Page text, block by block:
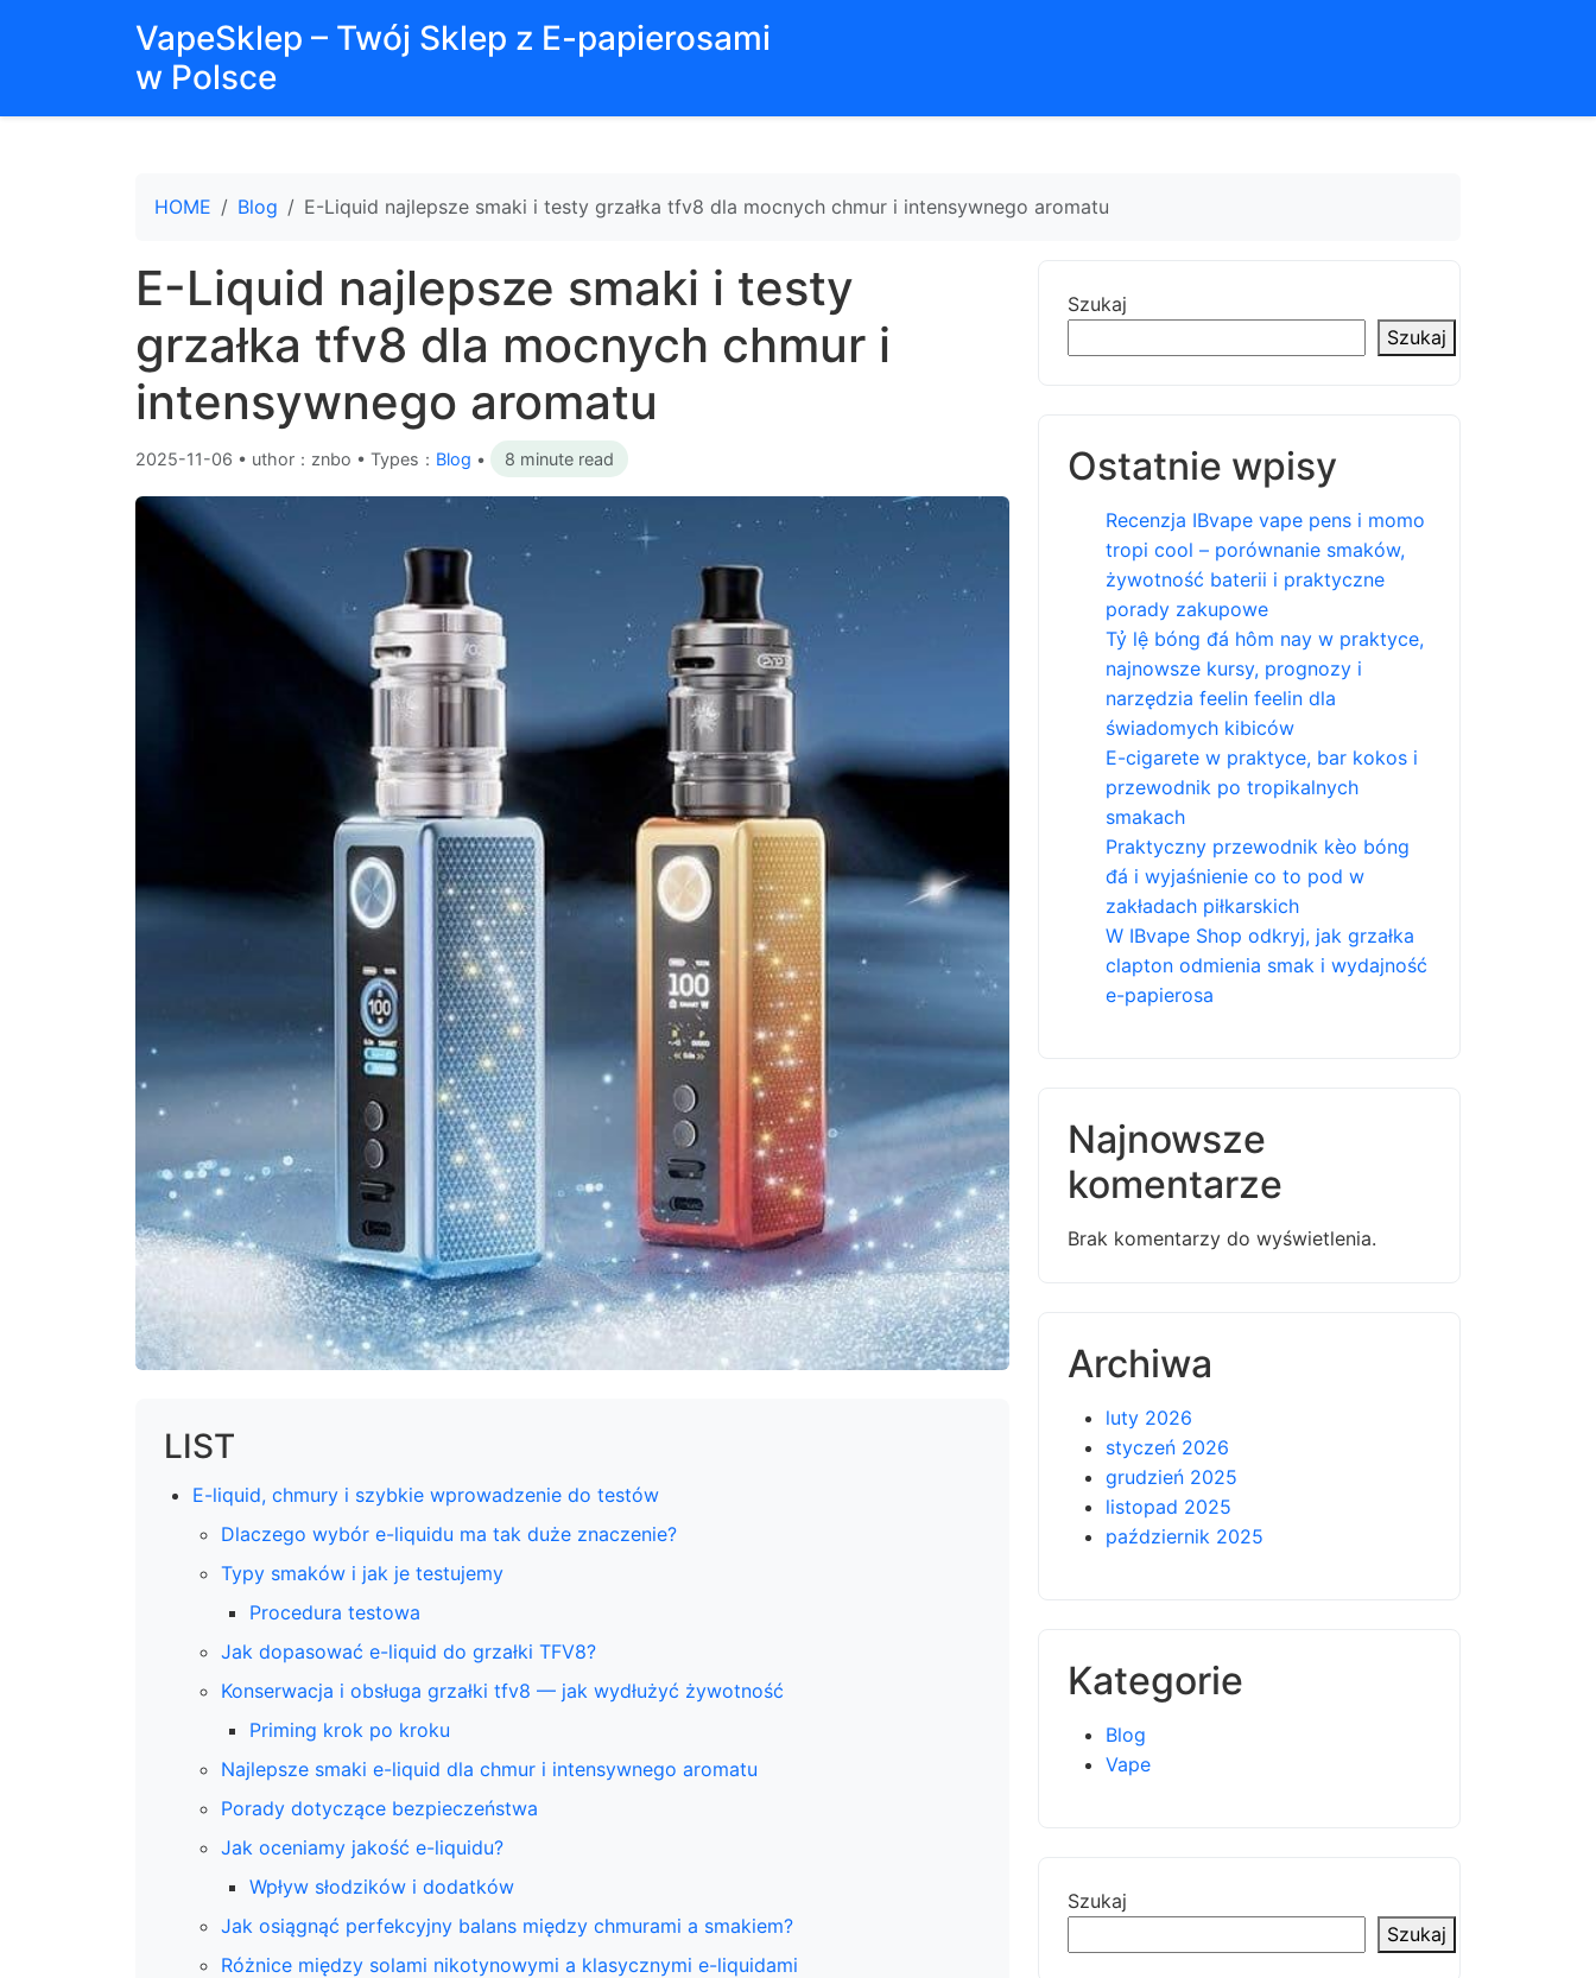
VapeSklep – Twój Sklep z E-papierosami
w Polsce
HOME Blog E-Liquid najlepsze smaki i testy grzałka tfv8 dla mocnych chmur i intensywnego aromatu
E-Liquid najlepsze smaki i testy
grzałka tfv8 dla mocnych chmur i
intensywnego aromatu
2025-11-06 • uthor：znbo • Types： Blog • 8 minute read
LIST
E-liquid, chmury i szybkie wprowadzenie do testów
Dlaczego wybór e-liquidu ma tak duże znaczenie?
Typy smaków i jak je testujemy
Procedura testowa
Jak dopasować e-liquid do grzałki TFV8?
Konserwacja i obsługa grzałki tfv8 — jak wydłużyć żywotność
Priming krok po kroku
Najlepsze smaki e-liquid dla chmur i intensywnego aromatu
Porady dotyczące bezpieczeństwa
Jak oceniamy jakość e-liquidu?
Wpływ słodzików i dodatków
Jak osiągnąć perfekcyjny balans między chmurami a smakiem?
Różnice między solami nikotynowymi a klasycznymi e-liquidami
Szukaj
Szukaj
Ostatnie wpisy
Recenzja IBvape vape pens i momo
tropi cool – porównanie smaków,
żywotność baterii i praktyczne
porady zakupowe
Tỷ lệ bóng đá hôm nay w praktyce,
najnowsze kursy, prognozy i
narzędzia feelin feelin dla
świadomych kibiców
E-cigarete w praktyce, bar kokos i
przewodnik po tropikalnych
smakach
Praktyczny przewodnik kèo bóng
đá i wyjaśnienie co to pod w
zakładach piłkarskich
W IBvape Shop odkryj, jak grzałka
clapton odmienia smak i wydajność
e-papierosa
Najnowsze
komentarze
Brak komentarzy do wyświetlenia.
Archiwa
luty 2026
styczeń 2026
grudzień 2025
listopad 2025
październik 2025
Kategorie
Blog
Vape
Szukaj
Szukaj